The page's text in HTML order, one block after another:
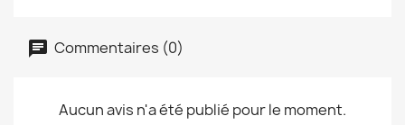
Commentaires (0)
Aucun avis n'a été publié pour le moment.